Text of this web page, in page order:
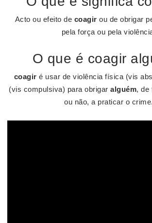
Acto ou efeito de coagir ou de obrigar
pela força ou pela
O que é coagir
coagir é usar de violência física (vis
(vis compulsiva) para obrigaralguém, de
ou não, a praticar o crime.